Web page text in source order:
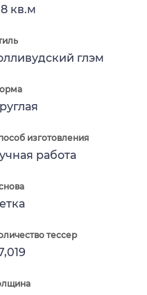
кв.м
глэм
изготовления
работа
тессер